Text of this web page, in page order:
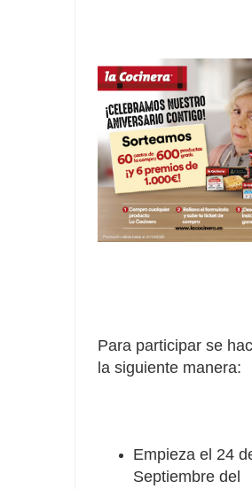
Para participar se
la siguiente manera:
Empieza el 24
Septiembre del